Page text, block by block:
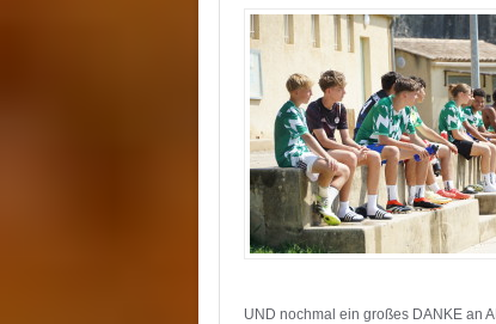
UND nochmal ein großes DANKE an